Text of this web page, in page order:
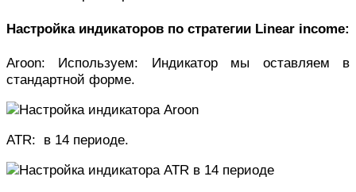
Настройка индикаторов по стратегии Linear income:
Aroon: Используем: Индикатор мы оставляем в
стандартной форме.
ATR: в 14 периоде.